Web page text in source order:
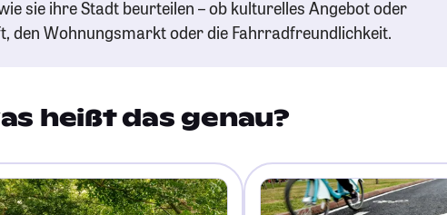
sie ihre Stadt beurteilen – ob kulturelles Angebot oder
den Wohnungsmarkt oder die Fahrradfreundlichkeit.
heißt das genau?